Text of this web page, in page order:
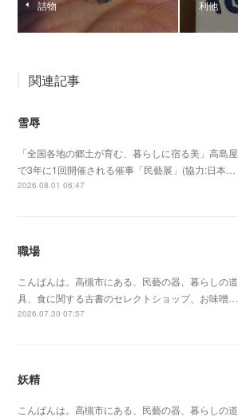
詰物 利他
関連記事
雪辱
「全国各地の郷土が育む、暮らしに宿る美」高島屋
で3年に1回開催される催事「民藝展」(協力:日本…
2026.08.01 06:47
職場
こんばんは。高槻市にある、民藝の器、暮らしの道
具、食に関する古書のセレクトショップ、お味噌…
2026.07.30 07:57
妖精
こんばんは。高槻市にある、民藝の器、暮らしの道